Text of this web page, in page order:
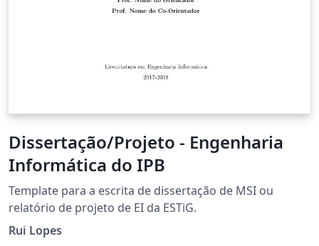
Dissertação/Projeto - Engenharia
Informática do IPB
Template para a escrita de dissertação de MSI ou
relatório de projeto de EI da ESTiG.
Rui Lopes